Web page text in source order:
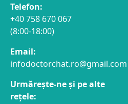
Telefon:
+40 758 670 067
(8:00-18:00)
Email:
infodoctorchat.ro@gmail.com
Urmărește-ne și pe alte
rețele: